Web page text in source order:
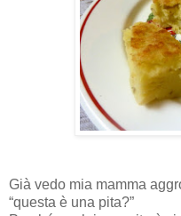
Già vedo mia mamma
“questa è una pita?”